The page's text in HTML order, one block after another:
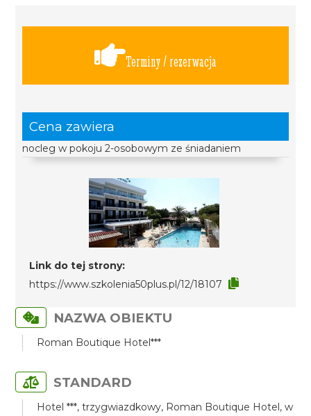
Terminy / rezerwacja
Cena zawiera
nocleg w pokoju 2-osobowym ze śniadaniem
Link do tej strony:
https://www.szkolenia50plus.pl/12/18107
NAZWA OBIEKTU
Roman Boutique Hotel***
STANDARD
Hotel ***, trzygwiazdkowy, Roman Boutique Hotel, w